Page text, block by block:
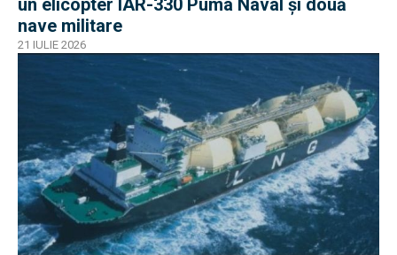
nave militare
21 IULIE 2026